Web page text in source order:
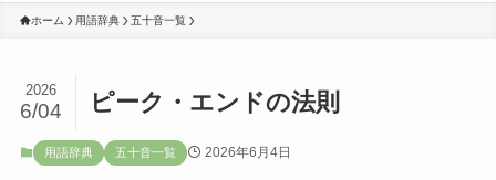
ホーム 用語辞典 五十音一覧
ピーク・エンドの法則
2026
6/04
用語辞典 五十音一覧 2026年6月4日